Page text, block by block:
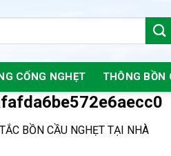
CỐNG NGHẸT THÔNG BỒN
BỒN CẦU NGHẸT TẠI NHÀ